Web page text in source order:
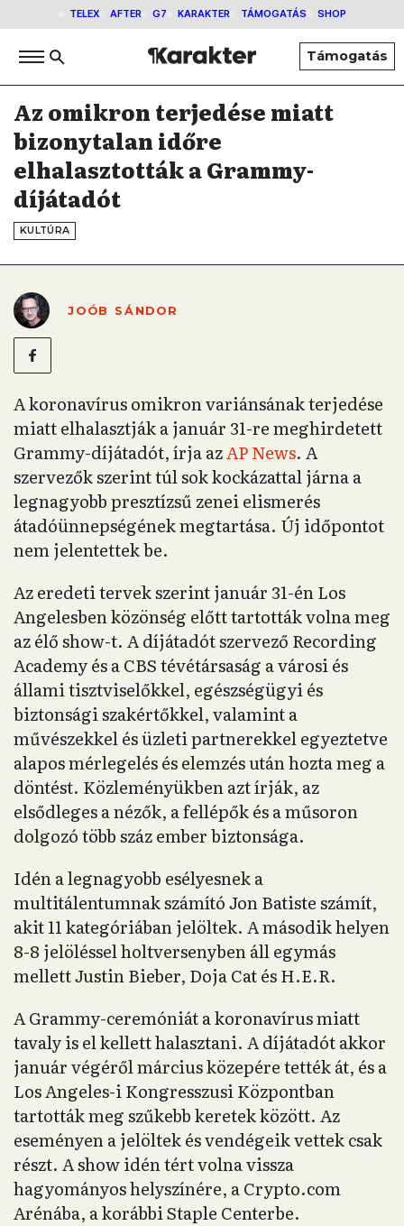
TELEX AFTER G7 KARAKTER TÁMOGATÁS SHOP
Támogatás
Az omikron terjedése miatt
bizonytalan időre
elhalasztották a Grammy-
díjátadót
KULTÚRA
JOÓB SÁNDOR
A koronavírus omikron variánsának terjedése
miatt elhalasztják a január 31-re meghirdetett
Grammy-díjátadót, írja azAP News. A
szervezők szerint túl sok kockázattal járna a
legnagyobb presztízsű zenei elismerés
átadóünnepségének megtartása. Új időpontot
nem jelentettek be.
Az eredeti tervek szerint január 31-én Los
Angelesben közönség előtt tartották volna meg
az élő show-t. A díjátadót szervező Recording
Academy és a CBS tévétársaság a városi és
állami tisztviselőkkel, egészségügyi és
biztonsági szakértőkkel, valamint a
művészekkel és üzleti partnerekkel egyeztetve
alapos mérlegelés és elemzés után hozta meg a
döntést. Közleményükben azt írják, az
elsődleges a nézők, a fellépők és a műsoron
dolgozó több száz ember biztonsága.
Idén a legnagyobb esélyesnek a
multitálentumnak számító Jon Batiste számít,
akit 11 kategóriában jelöltek. A második helyen
8-8 jelöléssel holtversenyben áll egymás
mellett Justin Bieber, Doja Cat és H.E.R.
A Grammy-ceremóniát a koronavírus miatt
tavaly is el kellett halasztani. A díjátadót akkor
január végéről március közepére tették át, és a
Los Angeles-i Kongresszusi Központban
tartották meg szűkebb keretek között. Az
eseményen a jelöltek és vendégeik vettek csak
részt. A show idén tért volna vissza
hagyományos helyszínére, a Crypto.com
Arénába, a korábbi Staple Centerbe.